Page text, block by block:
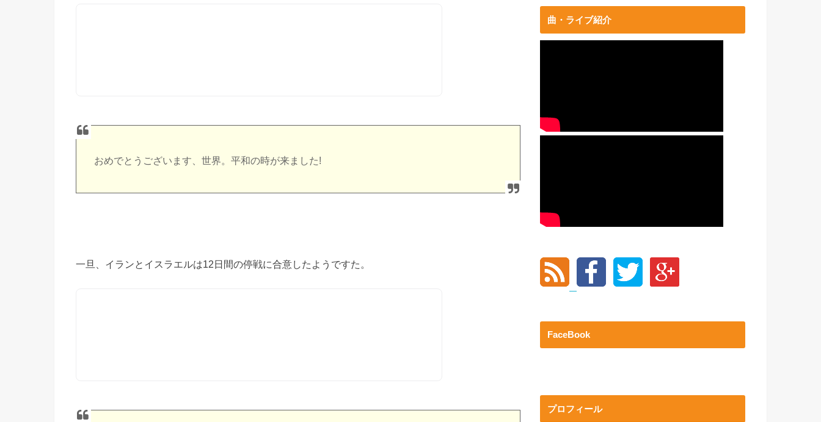
おめでとうございます、世界。平和の時が来ました!
一旦、イランとイスラエルは12日間の停戦に合意したようですた。
曲・ライブ紹介
FaceBook
プロフィール